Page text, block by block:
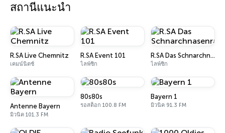
สถานีแนะนำ
R.SA Live Chemnitz
เคมน์นิตซ์
R.SA Event 101
ไลพ์ซิก
R.SA Das Schnarchnasenradio
ไลพ์ซิก
Antenne Bayern
มิวนิค 101.3 FM
80s80s
รอสต็อก 100.8 FM
Bayern 1
มิวนิค 91.3 FM